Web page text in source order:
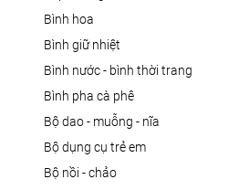
bình hoa
bình giữ nhiệt
bình nước - bình thời trang
bình pha cà phê
bộ dao - muỗng - nĩa
bộ dụng cụ trẻ em
bộ nồi - chảo